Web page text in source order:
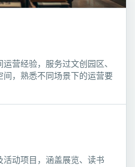
营经验，服务过文创园区、
，熟悉不同场景下的运营要
活动项目，涵盖展览、读书